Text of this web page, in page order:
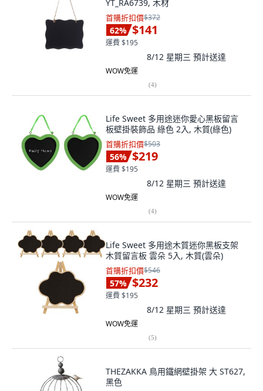
YT_RA6739, 木材
首購折扣價$372
62% $141
運費 $195
8/12 星期三 預計送達
WOW免運
(4)
Life Sweet 多用途迷你愛心黑板留言
板壁掛裝飾品 綠色 2入, 木質(綠色)
首購折扣價$503
56% $219
運費 $195
8/12 星期三 預計送達
WOW免運
(4)
Life Sweet 多用途木質迷你黑板支架
木質留言板 雲朵 5入, 木質(雲朵)
首購折扣價$546
57% $232
運費 $195
8/12 星期三 預計送達
WOW免運
(5)
THEZAKKA 鳥用鐵網壁掛架 大 ST627,
黑色